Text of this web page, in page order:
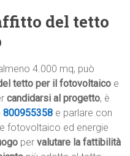
del tetto
4.000 mq, può
tetto per il fotovoltaico e
candidarsi al progetto, è
800955358 e parlare con
fotovoltaico ed energie
pervalutare la fattibilità